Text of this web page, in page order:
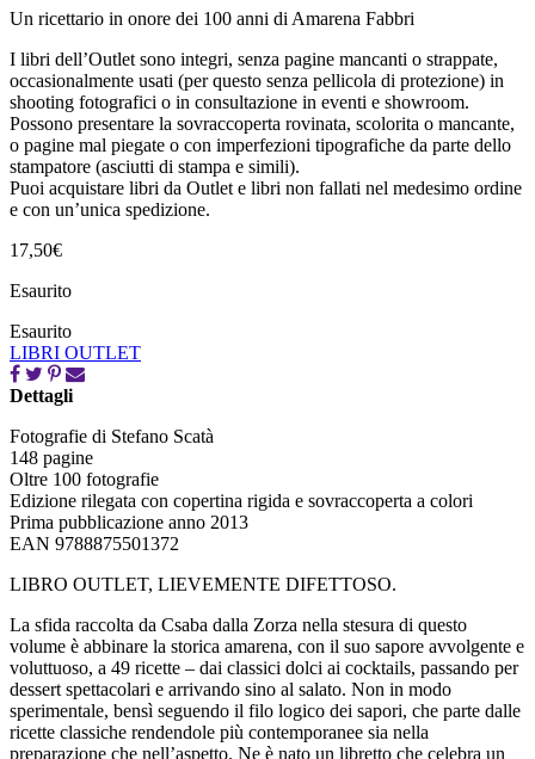
Un ricettario in onore dei 100 anni di Amarena Fabbri
I libri dell’Outlet sono integri, senza pagine mancanti o strappate,
occasionalmente usati (per questo senza pellicola di protezione) in
shooting fotografici o in consultazione in eventi e showroom.
Possono presentare la sovraccoperta rovinata, scolorita o mancante,
o pagine mal piegate o con imperfezioni tipografiche da parte dello
stampatore (asciutti di stampa e simili).
Puoi acquistare libri da Outlet e libri non fallati nel medesimo ordine
e con un’unica spedizione.
17,50€
Esaurito
Esaurito
LIBRI OUTLET
Dettagli
Fotografie di Stefano Scatà
148 pagine
Oltre 100 fotografie
Edizione rilegata con copertina rigida e sovraccoperta a colori
Prima pubblicazione anno 2013
EAN 9788875501372
LIBRO OUTLET, LIEVEMENTE DIFETTOSO.
La sfida raccolta da Csaba dalla Zorza nella stesura di questo
volume è abbinare la storica amarena, con il suo sapore avvolgente e
voluttuoso, a 49 ricette – dai classici dolci ai cocktails, passando per
dessert spettacolari e arrivando sino al salato. Non in modo
sperimentale, bensì seguendo il filo logico dei sapori, che parte dalle
ricette classiche rendendole più contemporanee sia nella
preparazione che nell’aspetto. Ne è nato un libretto che celebra un